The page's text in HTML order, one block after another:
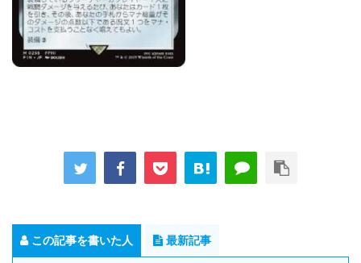
この記事を書いた人 最新記事